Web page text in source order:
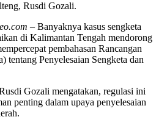
Rusdi Gozali.
– Banyaknya kasus sengketa
di Kalimantan Tengah mendorong
pembahasan Rancangan
tentang Penyelesaian Sengketa dan
Gozali mengatakan, regulasi ini
penting dalam upaya penyelesaian